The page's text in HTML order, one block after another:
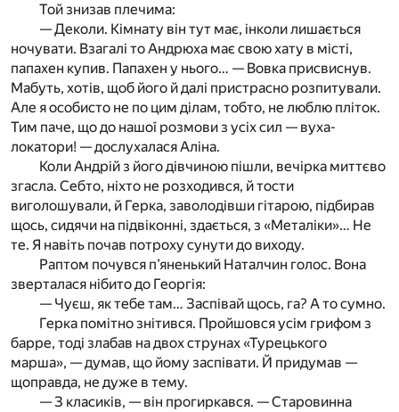
Той знизав плечима:
— Деколи. Кімнату він тут має, інколи лишається
ночувати. Взагалі то Андрюха має свою хату в місті,
папахен купив. Папахен у нього… — Вовка присвиснув.
Мабуть, хотів, щоб його й далі пристрасно розпитували.
Але я особисто не по цим ділам, тобто, не люблю пліток.
Тим паче, що до нашої розмови з усіх сил — вуха-
локатори! — дослухалася Аліна.
Коли Андрій з його дівчиною пішли, вечірка миттєво
згасла. Себто, ніхто не розходився, й тости
виголошували, й Герка, заволодівши гітарою, підбирав
щось, сидячи на підвіконні, здається, з «Металіки»… Не
те. Я навіть почав потроху сунути до виходу.
Раптом почувся п’яненький Наталчин голос. Вона
зверталася нібито до Георгія:
— Чуєш, як тебе там… Заспівай щось, га? А то сумно.
Герка помітно знітився. Пройшовся усім грифом з
барре, тоді злабав на двох струнах «Турецького
марша», — думав, що йому заспівати. Й придумав —
щоправда, не дуже в тему.
— З класиків, — він прогиркався. — Старовинна